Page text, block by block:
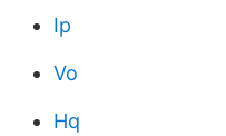
Ip
Vo
Hq